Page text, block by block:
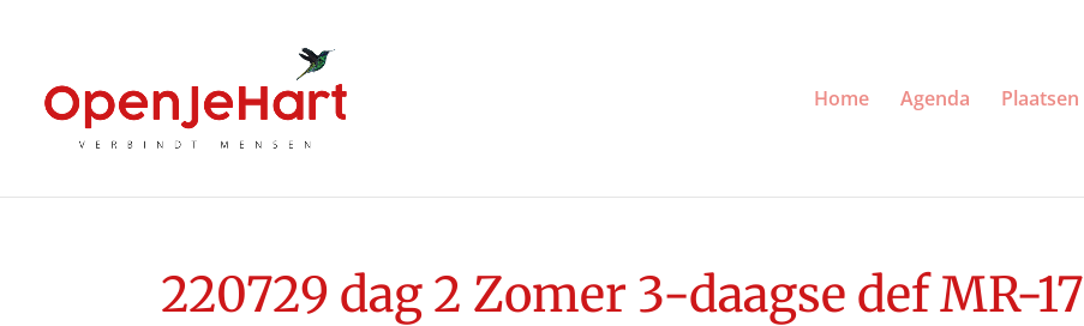
Home Agenda Plaatsen
220729 dag 2 Zomer 3-daagse def MR-17